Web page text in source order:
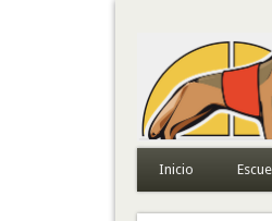
Todo sobre
Inicio